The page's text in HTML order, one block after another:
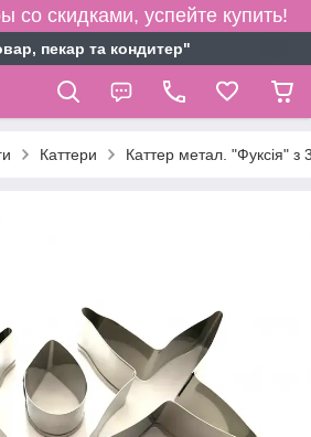
со скидками, успейте купить!
пекар та кондитер"
Каттери Каттер метал. "Фуксія" з